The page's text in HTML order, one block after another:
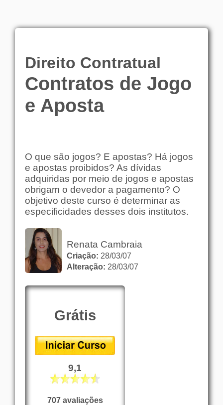
Direito Contratual
Contratos de Jogo
e Aposta
O que são jogos? E apostas? Há jogos
e apostas proibidos? As dívidas
adquiridas por meio de jogos e apostas
obrigam o devedor a pagamento? O
objetivo deste curso é determinar as
especificidades desses dois institutos.
Renata Cambraia
Criação: 28/03/07
Alteração: 28/03/07
Grátis
9,1
707 avaliações